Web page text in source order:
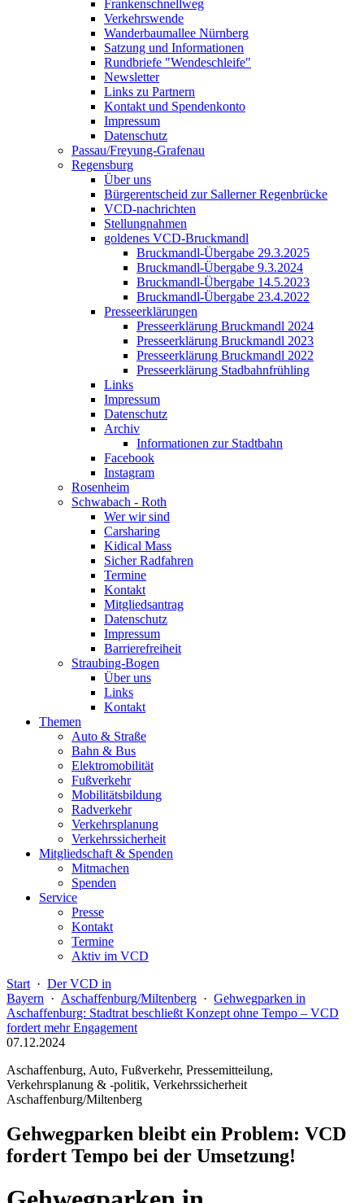
Frankenschnellweg
Verkehrswende
Wanderbaumallee Nürnberg
Satzung und Informationen
Rundbriefe "Wendeschleife"
Newsletter
Links zu Partnern
Kontakt und Spendenkonto
Impressum
Datenschutz
Passau/Freyung-Grafenau
Regensburg
Über uns
Bürgerentscheid zur Sallerner Regenbrücke
VCD-nachrichten
Stellungnahmen
goldenes VCD-Bruckmandl
Bruckmandl-Übergabe 29.3.2025
Bruckmandl-Übergabe 9.3.2024
Bruckmandl-Übergabe 14.5.2023
Bruckmandl-Übergabe 23.4.2022
Presseerklärungen
Presseerklärung Bruckmandl 2024
Presseerklärung Bruckmandl 2023
Presseerklärung Bruckmandl 2022
Presseerklärung Stadbahnfrühling
Links
Impressum
Datenschutz
Archiv
Informationen zur Stadtbahn
Facebook
Instagram
Rosenheim
Schwabach - Roth
Wer wir sind
Carsharing
Kidical Mass
Sicher Radfahren
Termine
Kontakt
Mitgliedsantrag
Datenschutz
Impressum
Barrierefreiheit
Straubing-Bogen
Über uns
Links
Kontakt
Themen
Auto & Straße
Bahn & Bus
Elektromobilität
Fußverkehr
Mobilitätsbildung
Radverkehr
Verkehrsplanung
Verkehrssicherheit
Mitgliedschaft & Spenden
Mitmachen
Spenden
Service
Presse
Kontakt
Termine
Aktiv im VCD
Start · Der VCD in
Bayern · Aschaffenburg/Miltenberg · Gehwegparken in
Aschaffenburg: Stadtrat beschließt Konzept ohne Tempo – VCD
fordert mehr Engagement
07.12.2024
Aschaffenburg, Auto, Fußverkehr, Pressemitteilung,
Verkehrsplanung & -politik, Verkehrssicherheit
Aschaffenburg/Miltenberg
Gehwegparken bleibt ein Problem: VCD
fordert Tempo bei der Umsetzung!